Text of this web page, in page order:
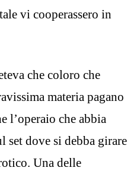
vi cooperassero in
che coloro che
materia pagano
l’operaio che abbia
set dove si debba girare
Una delle